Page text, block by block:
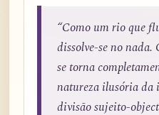
“Como um rio que
dissolve-se no
se torna
natureza ilusória
divisão sujeito-